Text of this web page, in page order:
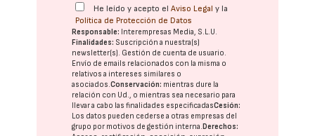
He leído y acepto elAviso Legal y la
Política de Protección de Datos
Responsable: Interempresas Media, S.L.U.
Finalidades: Suscripción a nuestra(s)
newsletter(s). Gestión de cuenta de usuario.
Envío de emails relacionados con la misma o
relativos a intereses similares o
asociados.Conservación: mientras dure la
relación con Ud., o mientras sea necesario para
llevar a cabo las finalidades especificadasCesión:
Los datos pueden cederse a otras empresas del
grupo por motivos de gestión interna. Derechos: